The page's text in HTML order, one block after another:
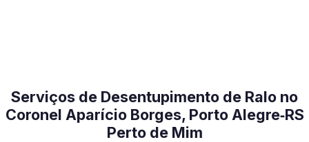
Serviços de Desentupimento de Ralo no
Coronel Aparício Borges, Porto Alegre‑RS
Perto de Mim